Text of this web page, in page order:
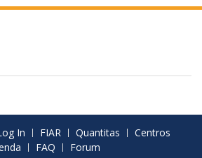
In FIAR Quantitas
Centros
FAQ
Forum